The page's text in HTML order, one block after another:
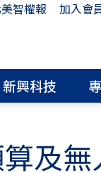
智權報 加入會
新興科技
及